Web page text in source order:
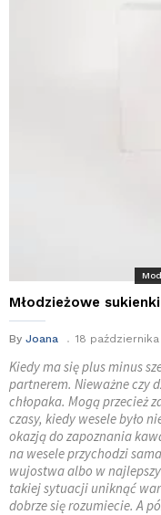
Młodzieżowe
By Joana 18 października
Kiedy ma się plus minus
partnerem. Nieważne czy
chłopaka. Mogą przecież
czasy, kiedy wesele było
okazją do zapoznania
na wesele przychodzi
wujostwa albo w
takiej sytuacji uniknąć
dobrze się rozumiecie. A